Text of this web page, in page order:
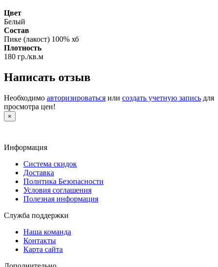
Цвет
Белый
Состав
Пике (лакост) 100% хб
Плотность
180 гр./кв.м
Написать отзыв
Необходимо авторизироваться или создать учетную запись для
просмотра цен!
×
Информация
Система скидок
Доставка
Политика Безопасности
Условия соглашения
Полезная информация
Служба поддержки
Наша команда
Контакты
Карта сайта